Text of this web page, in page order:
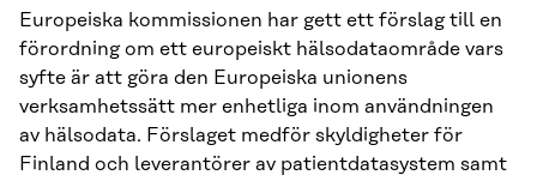
Europeiska kommissionen har gett ett förslag till en
förordning om ett europeiskt hälsodataområde vars
syfte är att göra den Europeiska unionens
verksamhetssätt mer enhetliga inom användningen
av hälsodata. Förslaget medför skyldigheter för
Finland och leverantörer av patientdatasystem samt